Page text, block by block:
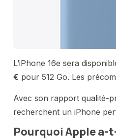
L’iPhone 16e sera
€ pour 512 Go. Les
Avec son rapport qualité-
recherchent un iPhone
Pourquoi Apple a-